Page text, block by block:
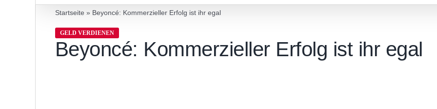
Startseite » Beyoncé: Kommerzieller Erfolg ist ihr egal
GELD VERDIENEN
Beyoncé: Kommerzieller Erfolg ist ihr egal